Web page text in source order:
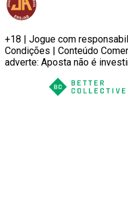
+18 | Jogue com
Condições | Conteúdo
adverte: Aposta não é